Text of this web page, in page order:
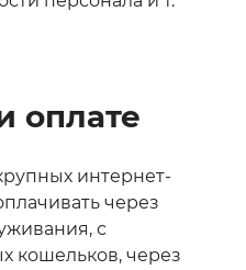
оплате
интернет-
через
с
кошельков, через